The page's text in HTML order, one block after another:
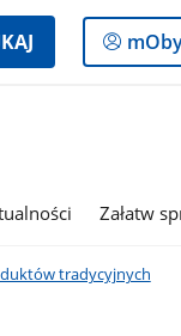
do
Załatw
tradycyjnych